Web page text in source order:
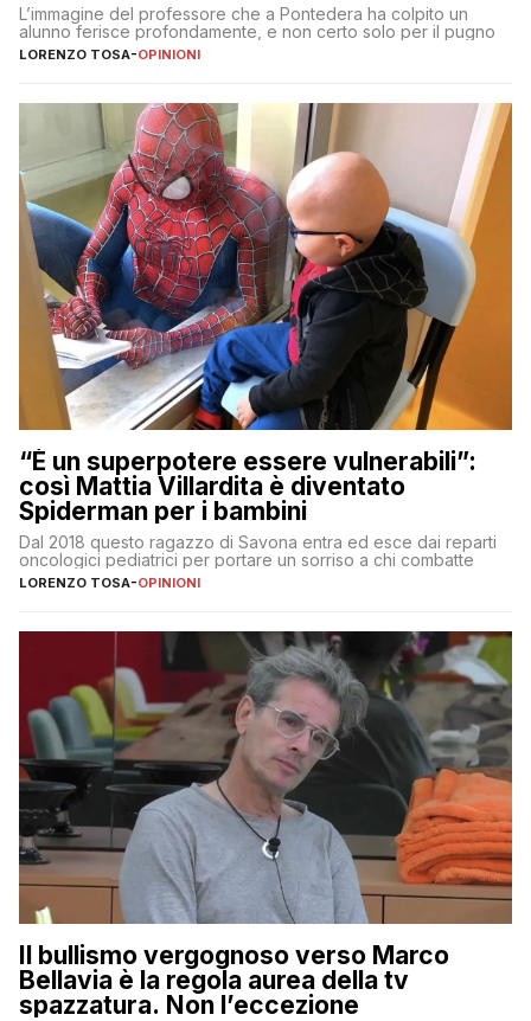
L’immagine del professore che a Pontedera ha colpito un
alunno ferisce profondamente, e non certo solo per il pugno
LORENZO TOSA-OPINIONI
“È un superpotere essere vulnerabili”:
così Mattia Villardita è diventato
Spiderman per i bambini
Dal 2018 questo ragazzo di Savona entra ed esce dai reparti
oncologici pediatrici per portare un sorriso a chi combatte
LORENZO TOSA-OPINIONI
Il bullismo vergognoso verso Marco
Bellavia è la regola aurea della tv
spazzatura. Non l’eccezione